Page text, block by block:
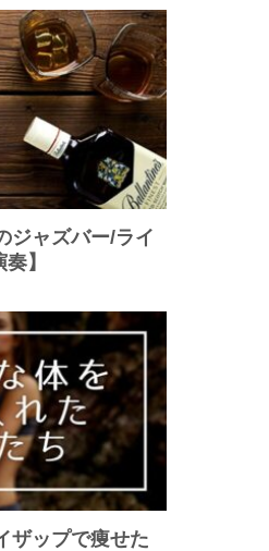
ジャズバー/ライ
】
ザップで痩せた